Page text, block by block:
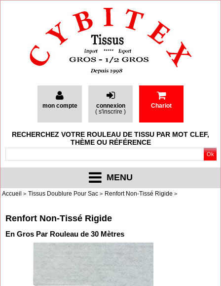
mon compte
connexion
( s'inscrire )
Chariot
MENU
RECHERCHEZ VOTRE ROULEAU DE TISSU PAR MOT CLEF,
THÈME OU RÉFÉRENCE
Accueil Tissus Doublure Pour Sac Renfort Non-Tissé Rigide
Renfort Non-Tissé Rigide
En Gros Par Rouleau de 30 Mètres